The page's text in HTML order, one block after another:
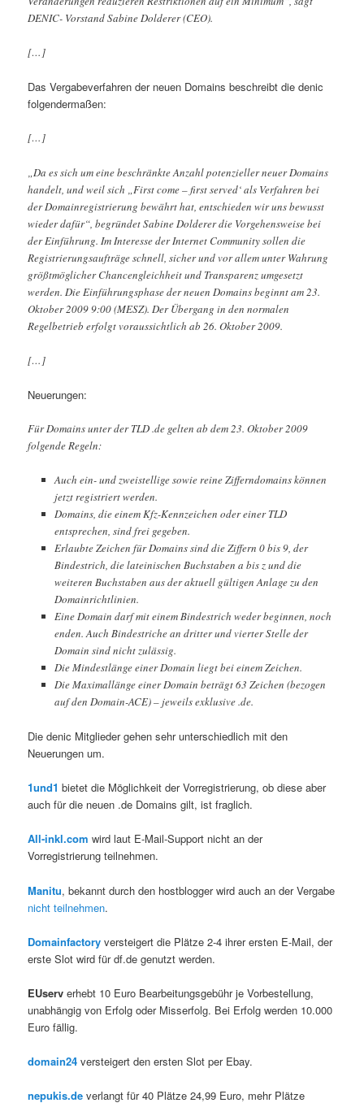
DENIC- Vorstand Sabine Dolderer (CEO).
[…]
Das Vergabeverfahren der neuen Domains beschreibt die denic
folgendermaßen:
[…]
„Da es sich um eine beschränkte Anzahl potenzieller neuer Domains
handelt, und weil sich „First come – first served‘ als Verfahren bei
der Domainregistrierung bewährt hat, entschieden wir uns bewusst
wieder dafür“, begründet Sabine Dolderer die Vorgehensweise bei
der Einführung. Im Interesse der Internet Community sollen die
Registrierungsaufträge schnell, sicher und vor allem unter Wahrung
größtmöglicher Chancengleichheit und Transparenz umgesetzt
werden. Die Einführungsphase der neuen Domains beginnt am 23.
Oktober 2009 9:00 (MESZ). Der Übergang in den normalen
Regelbetrieb erfolgt voraussichtlich ab 26. Oktober 2009.
[…]
Neuerungen:
Für Domains unter der TLD .de gelten ab dem 23. Oktober 2009
folgende Regeln:
Auch ein- und zweistellige sowie reine Zifferndomains können
jetzt registriert werden.
Domains, die einem Kfz-Kennzeichen oder einer TLD
entsprechen, sind frei gegeben.
Erlaubte Zeichen für Domains sind die Ziffern 0 bis 9, der
Bindestrich, die lateinischen Buchstaben a bis z und die
weiteren Buchstaben aus der aktuell gültigen Anlage zu den
Domainrichtlinien.
Eine Domain darf mit einem Bindestrich weder beginnen, noch
enden. Auch Bindestriche an dritter und vierter Stelle der
Domain sind nicht zulässig.
Die Mindestlänge einer Domain liegt bei einem Zeichen.
Die Maximallänge einer Domain beträgt 63 Zeichen (bezogen
auf den Domain-ACE) – jeweils exklusive .de.
Die denic Mitglieder gehen sehr unterschiedlich mit den
Neuerungen um.
1und1 bietet die Möglichkeit der Vorregistrierung, ob diese aber
auch für die neuen .de Domains gilt, ist fraglich.
All-inkl.com wird laut E-Mail-Support nicht an der
Vorregistrierung teilnehmen.
Manitu, bekannt durch den hostblogger wird auch an der Vergabe
nicht teilnehmen.
Domainfactory versteigert die Plätze 2-4 ihrer ersten E-Mail, der
erste Slot wird für df.de genutzt werden.
EUserv erhebt 10 Euro Bearbeitungsgebühr je Vorbestellung,
unabhängig von Erfolg oder Misserfolg. Bei Erfolg werden 10.000
Euro fällig.
domain24 versteigert den ersten Slot per Ebay.
nepukis.de verlangt für 40 Plätze 24,99 Euro, mehr Plätze